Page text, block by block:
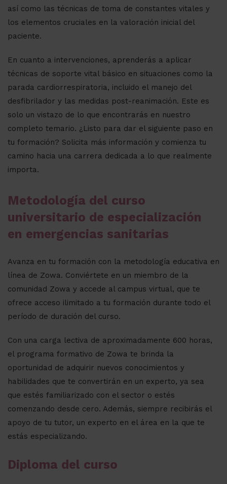
así como las técnicas de toma de constantes vitales y
los elementos cruciales en la valoración inicial del
paciente.
En cuanto a intervenciones, aprenderás a aplicar
técnicas de soporte vital básico en situaciones como la
parada cardiorrespiratoria, incluido el manejo del
desfibrilador y las medidas post-reanimación. Este es
solo un vistazo de lo que encontrarás en nuestro
completo temario. ¿Listo para dar el siguiente paso en
tu formación? Solicita más información y comienza tu
camino hacia una carrera dedicada a lo que realmente
importa.
Metodología del curso
universitario de especialización
en emergencias sanitarias
Avanza en tu formación con la metodología educativa en
línea de Zowa. Conviértete en un miembro de la
comunidad Zowa y accede al campus virtual, que te
ofrece acceso ilimitado a tu formación durante todo el
período de duración del curso.
Con una carga lectiva de aproximadamente 600 horas,
el programa formativo de Zowa te brinda la
oportunidad de adquirir nuevos conocimientos y
habilidades que te convertirán en un experto, ya sea
que estés familiarizado con el sector o estés
comenzando desde cero. Además, siempre recibirás el
apoyo de tu tutor, un experto en el área en la que te
estás especializando.
Diploma del curso